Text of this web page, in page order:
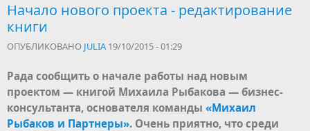
Начало нового проекта - редактирование
книги
ОПУБЛИКОВАНО JULIA 19/10/2015 - 01:29
Рада сообщить о начале работы над новым
проектом — книгой Михаила Рыбакова — бизнес-
консультанта, основателя команды «Михаил
Рыбаков и Партнеры». Очень приятно, что среди